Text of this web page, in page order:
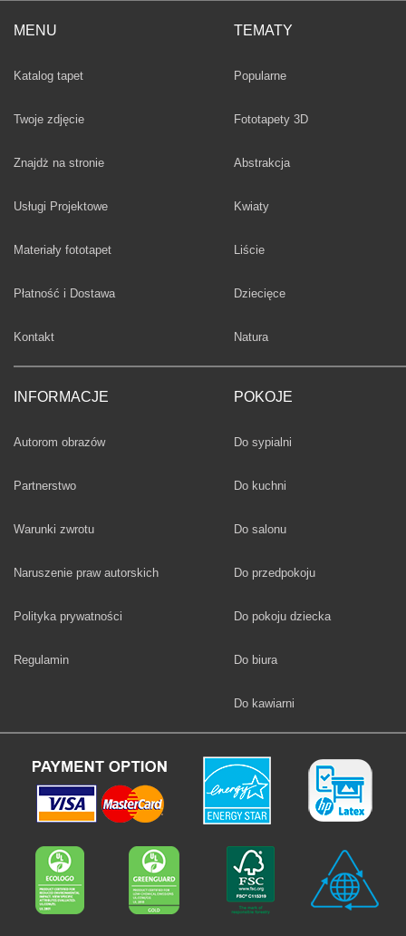
MENU
Katalog tapet
Twoje zdjęcie
Znajdż na stronie
Usługi Projektowe
Materiały fototapet
Płatność i Dostawa
Kontakt
INFORMACJE
Autorom obrazów
Partnerstwo
Warunki zwrotu
Naruszenie praw autorskich
Polityka prywatności
Regulamin
TEMATY
Fototapety
Popularne
Fototapety 3D
Fototapety
Abstrakcja
Fototapety
Kwiaty
Fototapety
Liście
Fototapety
Dziecięce
Fototapety
Natura
POKOJE
Fototapety
Do sypialni
Fototapety
Do kuchni
Fototapety
Do salonu
Fototapety
Do przedpokoju
Fototapety
Do pokoju dziecka
Fototapety
Do biura
Fototapety
Do kawiarni